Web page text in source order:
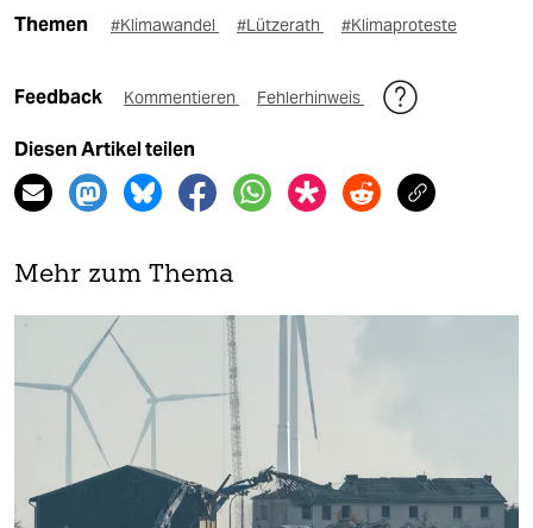
Themen #Klimawandel #Lützerath #Klimaproteste
Feedback Kommentieren Fehlerhinweis
Diesen Artikel teilen
Mehr zum Thema